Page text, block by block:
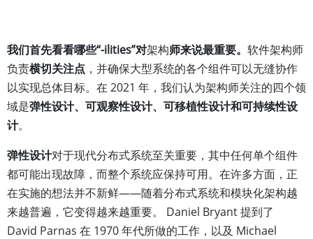
我们首先看看哪些“-ilities”对架构师来说最重要。 软件架构师
负责横切关注点 ，并确保大型系统的各个组件可以无缝协作
以实现总体目标。在 2021 年，我们认为架构师关注的四个领
域是弹性设计、可观察性设计、可移植性设计和可持续性设
计。
弹性设计对于现代分布式系统至关重要，其中任何单个组件
都可能出现故障，而整个系统应保持可用。在许多方面，正
在实施的想法并不新鲜——随着分布式系统和模块化架构越
来越普遍，它变得越来越重要。 Daniel Bryant 提到了
David Parnas 在 1970 年代所做的工作，以及 Michael